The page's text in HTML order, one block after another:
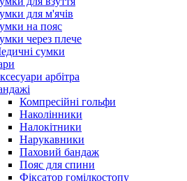
для м'ячів
на пояс
через плече
сумки
арбітра
Компресійні гольфи
Наколінники
Налокітники
Нарукавники
Паховий бандаж
Пояс для спини
Фіксатор гомілкостопу